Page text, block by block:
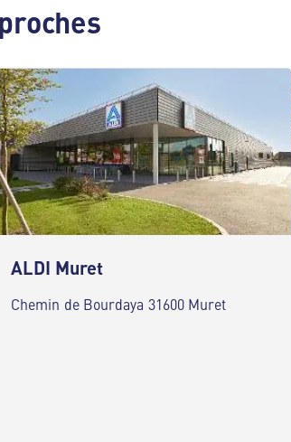
ALDI Muret
Chemin de Bourdaya 31600 Muret